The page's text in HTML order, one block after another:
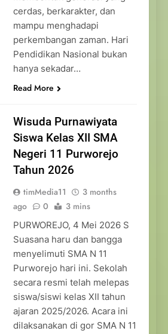
cerdas, berkarakter, dan
mampu menghadapi
perkembangan zaman. Hari
Pendidikan Nasional bukan
hanya sekadar…
Read More
Wisuda Purnawiyata
Siswa Kelas XII SMA
Negeri 11 Purworejo
Tahun 2026
timMedia11
3 months
ago
0 3 mins
PURWOREJO, 4 Mei 2026 S
Suasana haru dan bangga
menyelimuti SMA N 11
Purworejo hari ini. Sekolah
secara resmi telah melepas
siswa/siswi kelas XII tahun
ajaran 2025/2026. Acara ini
dilaksanakan di gor SMA N 11